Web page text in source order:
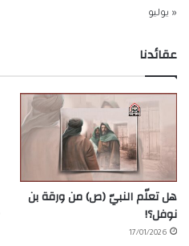
« يوليو
عقائدنا
هل تعلّم النبيّ (ص) من ورقة بن
نوفل؟!
17/01/2026